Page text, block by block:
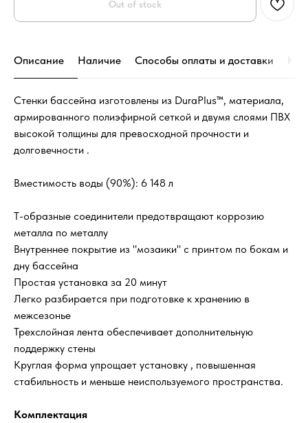
Out of stock
Описание Наличие Способы оплаты и доставки
Стенки бассейна изготовлены из DuraPlus™, материала,
армированного полиэфирной сеткой и двумя слоями ПВХ
высокой толщины для превосходной прочности и
долговечности .
Вместимость воды (90%): 6 148 л
Т-образные соединители предотвращают коррозию
металла по металлу
Внутреннее покрытие из "мозаики" с принтом по бокам и
дну бассейна
Простая установка за 20 минут
Легко разбирается при подготовке к хранению в
межсезонье
Трехслойная лента обеспечивает дополнительную
поддержку стены
Круглая форма упрощает установку , повышенная
стабильность и меньше неиспользуемого пространства.
Комплектация